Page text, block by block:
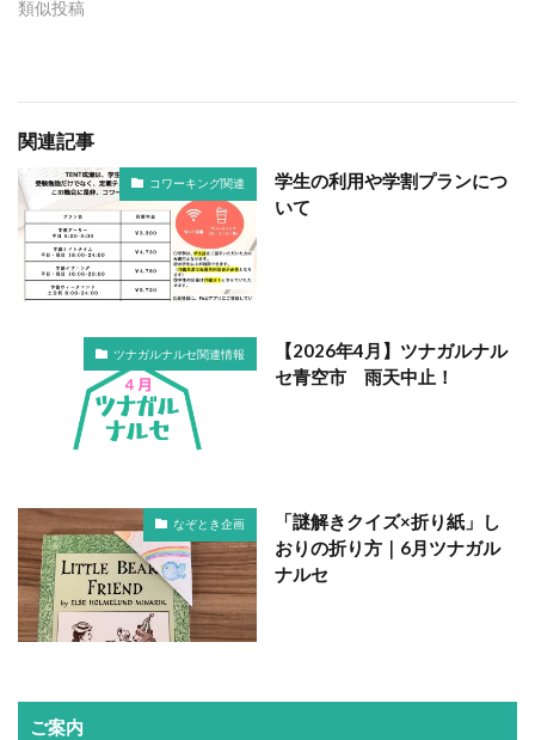
類似投稿
関連記事
コワーキング関連
学生の利用や学割プランにつ
いて
ツナガルナルセ関連情報
【2026年4月】ツナガルナル
セ青空市 雨天中止！
なぞとき企画
「謎解きクイズ×折り紙」し
おりの折り方｜6月ツナガル
ナルセ
ご案内